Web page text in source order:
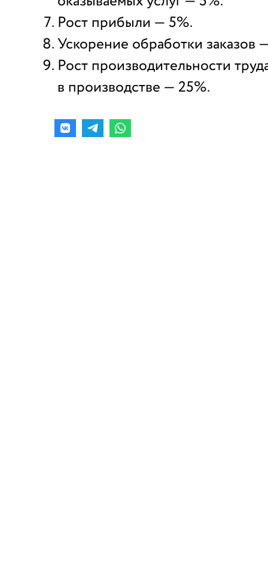
Рост прибыли — 5%.
Ускорение обработки заказов
Рост производительности
в производстве — 25%.